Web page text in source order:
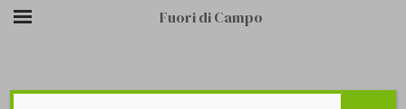
Fuori di Campo